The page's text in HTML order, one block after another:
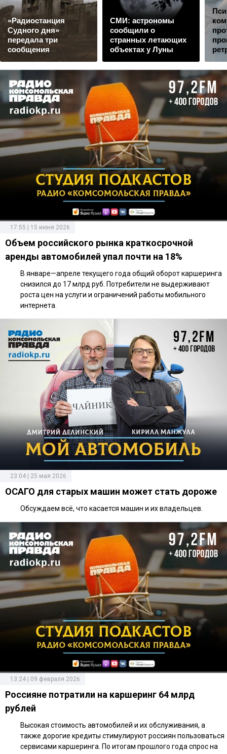
«Радиостанция
Судного дня»
передала три
сообщения
СМИ: астрономы
сообщили о
странных летающих
объектах у Луны
17:55 | 15 июня 2026
Объем российского рынка краткосрочной
аренды автомобилей упал почти на 18%
В январе—апреле текущего года общий оборот каршеринга
снизился до 17 млрд руб. Потребители не выдерживают
роста цен на услуги и ограничений работы мобильного
интернета.
23:04 | 25 мая 2026
ОСАГО для старых машин может стать дороже
Обсуждаем всё, что касается машин и их владельцев.
13:24 | 09 февраля 2026
Россияне потратили на каршеринг 64 млрд
рублей
Высокая стоимость автомобилей и их обслуживания, а
также дорогие кредиты стимулируют россиян пользоваться
сервисами каршеринга. По итогам прошлого года спрос на